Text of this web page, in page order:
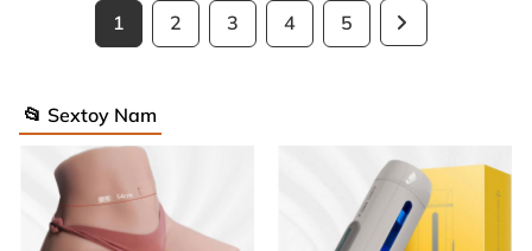
1 2 3 4 5
📂 Sextoy Nam